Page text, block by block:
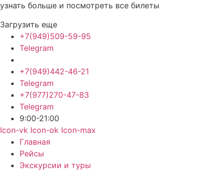
узнать больше и посмотреть все билеты
Загрузить еще
+7(949)509-59-95
Telegram
+7(949)442-46-21
Telegram
+7(977)270-47-83
Telegram
9:00-21:00
Icon-vk Icon-ok Icon-max
Главная
Рейсы
Экскурсии и туры